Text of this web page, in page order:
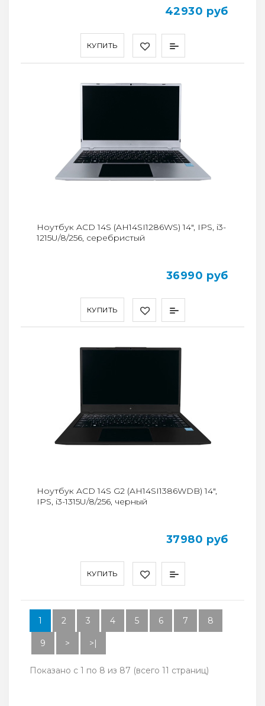
КУПИТЬ
42930 руб
КУПИТЬ
Ноутбук ACD 14S (AH14SI1286WS) 14", IPS, i3-
1215U/8/256, серебристый
36990 руб
КУПИТЬ
Ноутбук ACD 14S G2 (AH14SI1386WDB) 14",
IPS, i3-1315U/8/256, черный
37980 руб
1 2 3 4 5 6 7 8
9 > >|
Показано с 1 по 8 из 87 (всего 11 страниц)